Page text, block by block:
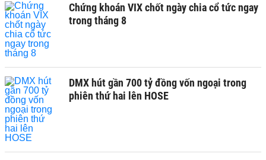
Chứng khoán VIX chốt ngày chia cổ tức ngay
trong tháng 8
DMX hút gần 700 tỷ đồng vốn ngoại trong
phiên thứ hai lên HOSE